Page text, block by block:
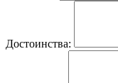
Достоинства: